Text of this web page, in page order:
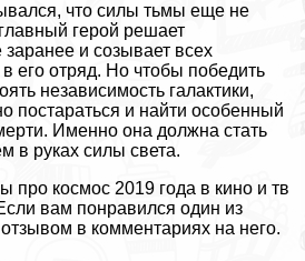
что силы тьмы еще не
герой решает
заранее и созывает всех
в его отряд. Но чтобы победить
независимость галактики,
постараться и найти особенный
Именно она должна стать
в руках силы света.
космос 2019 года в кино и тв
вам понравился один из
в комментариях на него.